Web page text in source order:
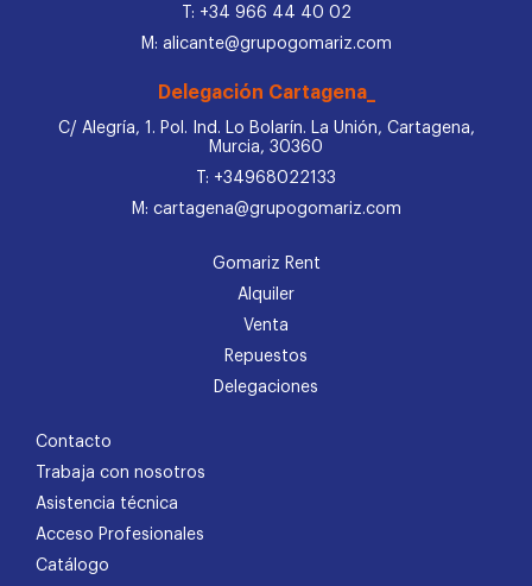
T: +34 966 44 40 02
M: alicante@grupogomariz.com
Delegación Cartagena_
C/ Alegría, 1. Pol. Ind. Lo Bolarín. La Unión, Cartagena,
Murcia, 30360
T: +34968022133
M: cartagena@grupogomariz.com
Gomariz Rent
Alquiler
Venta
Repuestos
Delegaciones
Contacto
Trabaja con nosotros
Asistencia técnica
Acceso Profesionales
Catálogo